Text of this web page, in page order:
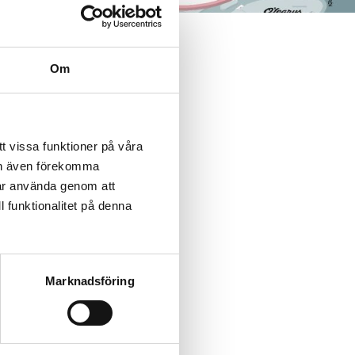
Om
vissa funktioner på våra
även förekomma
använda genom att
funktionalitet på denna
Marknadsföring